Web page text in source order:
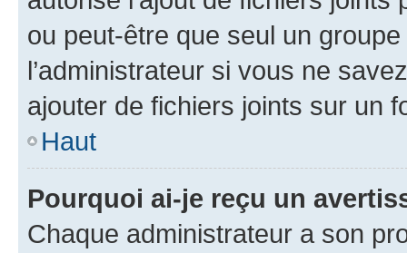
ou peut-être que seul un
l’administrateur si vous ne
ajouter de fichiers joints sur un
Haut
Pourquoi ai-je reçu un
Chaque administrateur a son